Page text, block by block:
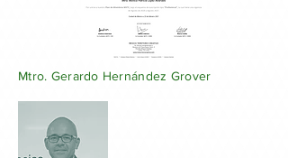
Mtro. Gerardo Hernández Grover